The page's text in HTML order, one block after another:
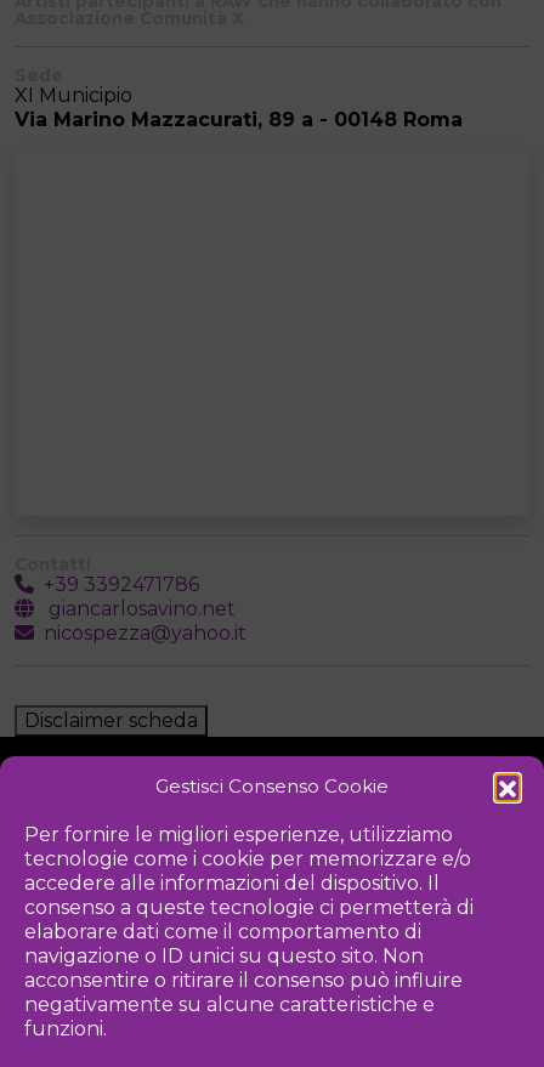
Gestisci Consenso Cookie
Per fornire le migliori esperienze, utilizziamo
tecnologie come i cookie per memorizzare e/o
accedere alle informazioni del dispositivo. Il
consenso a queste tecnologie ci permetterà di
elaborare dati come il comportamento di
navigazione o ID unici su questo sito. Non
acconsentire o ritirare il consenso può influire
negativamente su alcune caratteristiche e
funzioni.
XI Municipio
Via Marino Mazzacurati, 89 a - 00148 Roma
+39 3392471786
giancarlosavino.net
nicospezza@yahoo.it
Disclaimer scheda
PRIVACY POLICY
Iniziativa
Associazione culturale per la promozione delle arti visive